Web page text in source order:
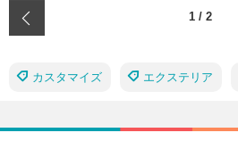
1 / 2
カスタマイズ エクステリア